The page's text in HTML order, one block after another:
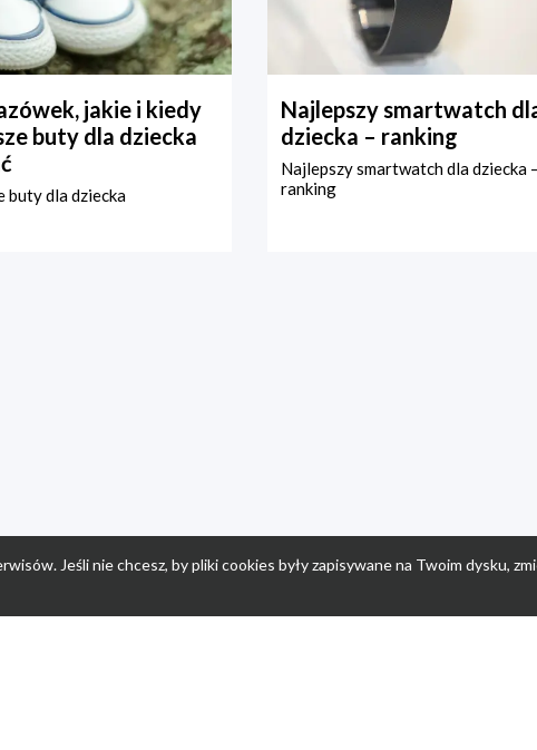
jakie i kiedy
buty dla dziecka
buty dla dziecka
Najlepszy smartwatch
dziecka – ranking
Najlepszy smartwatch dla dziecka –
ranking
Jeśli nie chcesz, by pliki cookies były zapisywane na Twoim dysku,